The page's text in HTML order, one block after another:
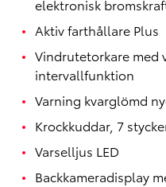
elektronisk
Aktiv farthållare Plus
Vindrutetorkare med
intervallfunktion
Varning kvarglömd
Krockkuddar, 7
Varselljus LED
Backkameradisplay